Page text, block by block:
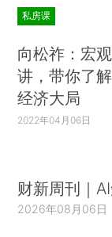
私房课
向松祚：宏
讲，带你了
经济大局
2022年04月06日
财新周刊｜
2026年08月06日